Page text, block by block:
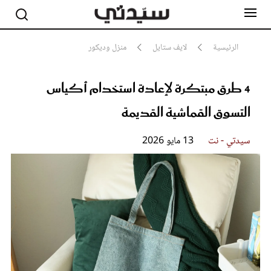
الرئيسية لايف ستايل منزل وديكور
4 طرق مبتكرة لإعادة استخدام أكياس
التسوق القماشية القديمة
سيدتي - نت 13 مايو 2026
مشاهير
جمال
سيدتي وطفلك
لايف ستايل
بلس+
مطبخ سيدتي
مقالات الرأي
ستايل
تقارير